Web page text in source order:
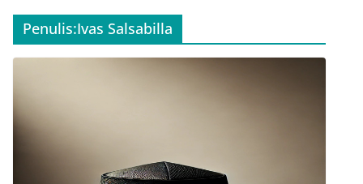
Penulis:Ivas Salsabilla